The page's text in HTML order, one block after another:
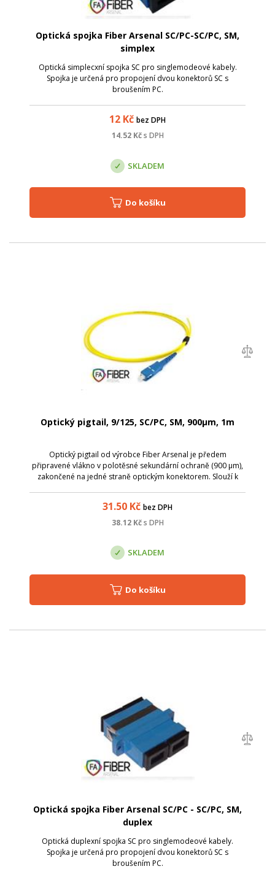
Optická spojka Fiber Arsenal SC/PC-SC/PC, SM,
simplex
Optická simplecxní spojka SC pro singlemodeové kabely.
Spojka je určená pro propojení dvou konektorů SC s
broušením PC.
12 Kč bez DPH
14.52Kč s DPH
SKLADEM
Do košíku
Optický pigtail, 9/125, SC/PC, SM, 900µm, 1m
Optický pigtail od výrobce Fiber Arsenal je předem
připravené vlákno v polotěsné sekundární ochraně (900 µm),
zakončené na jedné straně optickým konektorem. Slouží k
31.50 Kč bez DPH
38.12Kč s DPH
SKLADEM
Do košíku
Optická spojka Fiber Arsenal SC/PC - SC/PC, SM,
duplex
Optická duplexní spojka SC pro singlemodeové kabely.
Spojka je určená pro propojení dvou konektorů SC s
broušením PC.